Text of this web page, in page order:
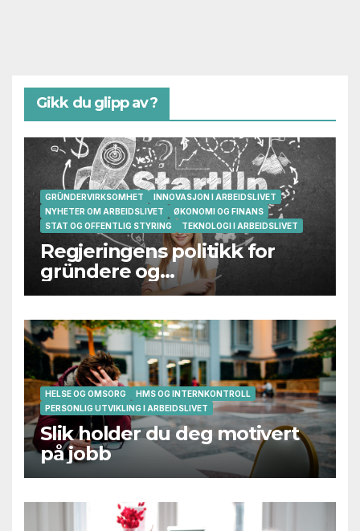
Gikk du glipp av?
GRÜNDERVIRKSOMHET
INNOVASJON I ARBEIDSLIVET
NYHETER OM ARBEIDSLIVET
ØKONOMI OG FINANS
STAT OG OFFENTLIG STYRING
TEKNOLOGI I ARBEIDSLIVET
Regjeringens politikk for
gründere og
oppstartsbedrifter svikter
HELSE OG OMSORG
HMS OG INTERNKONTROLL
PERSONLIG UTVIKLING I ARBEIDSLIVET
Slik holder du deg motivert
på jobb